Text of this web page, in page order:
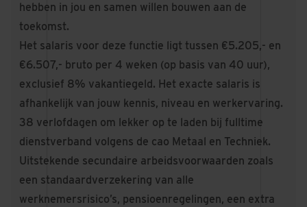
hebben in jou en samen willen bouwen aan de
toekomst.
Het salaris voor deze functie ligt tussen €5.205,- en
€6.507,- bruto per 4 weken (op basis van 40 uur),
exclusief 8% vakantiegeld. Het exacte salaris is
afhankelijk van jouw kennis, niveau en werkervaring.
38 verlofdagen om lekker op te laden bij fulltime
dienstverband volgens de cao Metaal en Techniek.
Uitstekende secundaire arbeidsvoorwaarden zoals
een standaardverzekering van alle
werknemersrisico’s, pensioenregelingen, een extra